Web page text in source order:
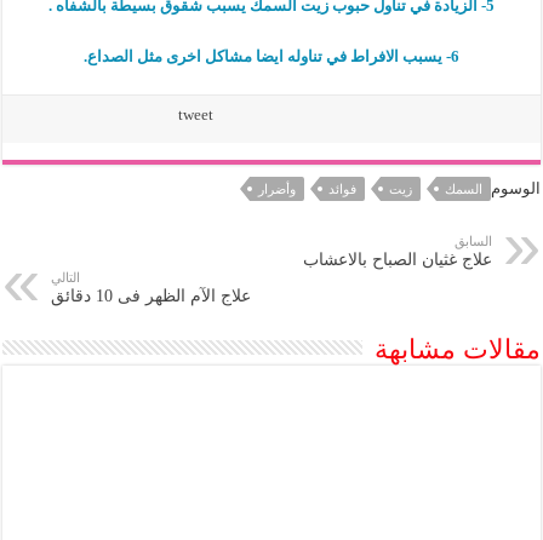
5- الزيادة في تناول حبوب زيت السمك يسبب شقوق بسيطة بالشفاه .
6- يسبب الافراط في تناوله ايضا مشاكل اخرى مثل الصداع.
tweet
الوسوم السمك زيت فوائد وأضرار
السابق
علاج غثيان الصباح بالاعشاب
التالي
علاج الآم الظهر فى 10 دقائق
مقالات مشابهة